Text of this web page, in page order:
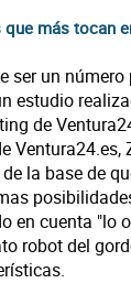
más tocan
ser un número
estudio
de
Ventura24.es,
la base de
en cuenta "lo
robot del